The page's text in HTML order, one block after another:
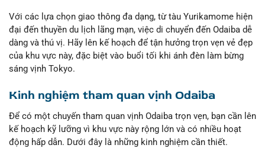
Với các lựa chọn giao thông đa dạng, từ tàu Yurikamome hiện
đại đến thuyền du lịch lãng mạn, việc di chuyển đến Odaiba dễ
dàng và thú vị. Hãy lên kế hoạch để tận hưởng trọn vẹn vẻ đẹp
của khu vực này, đặc biệt vào buổi tối khi ánh đèn làm bừng
sáng vịnh Tokyo.
Kinh nghiệm tham quan vịnh Odaiba
Để có một chuyến tham quan vịnh Odaiba trọn vẹn, bạn cần lên
kế hoạch kỹ lưỡng vì khu vực này rộng lớn và có nhiều hoạt
động hấp dẫn. Dưới đây là những kinh nghiệm cần thiết.